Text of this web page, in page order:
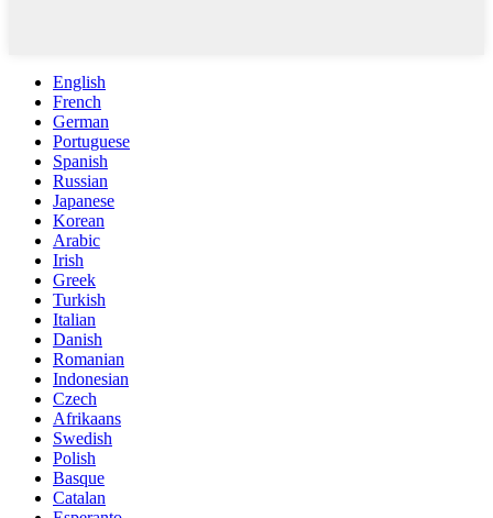
English
French
German
Portuguese
Spanish
Russian
Japanese
Korean
Arabic
Irish
Greek
Turkish
Italian
Danish
Romanian
Indonesian
Czech
Afrikaans
Swedish
Polish
Basque
Catalan